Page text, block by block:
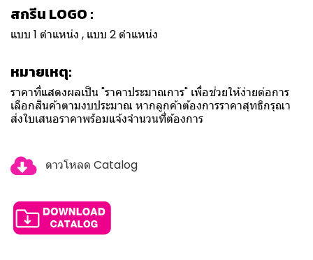
สกรีน LOGO :
แบบ 1 ตำแหน่ง , แบบ 2 ตำแหน่ง
หมายเหตุ:
ราคาที่แสดงผลเป็น "ราคาประมาณการ" เพื่อช่วยให้ง่ายต่อการ
เลือกสินค้าตามงบประมาณ หากลูกค้าต้องการราคาสุทธิกรุณา
ส่งใบเสนอราคาพร้อมแจ้งจำนวนที่ต้องการ
ดาวโหลด Catalog